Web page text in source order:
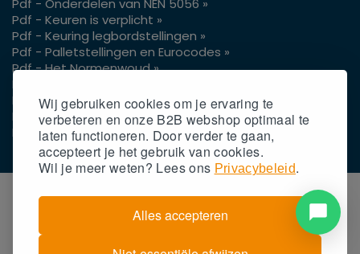
Wij gebruiken cookies om je ervaring te
verbeteren en onze B2B webshop optimaal te
laten functioneren. Door verder te gaan,
accepteert je het gebruik van cookies.
Wil je meer weten? Lees ons Privacybeleid.
Alles accepteren
Pdf - Onderdelen van NEN 5056 »
Pdf - Keuren is verplicht »
Pdf - Keuring legbordstellingen »
Pdf - Palletstellingen en Eurocodes »
Pdf - Het Normenwoud »
Pdf - Vrije hoogte pallets »
Pdf - Gangpaden voor je reachtruck »
Pdf - Gaasachterwand op palletstellingen »
Pdf - Gangpadbreedtes 3 of 4 wielen »